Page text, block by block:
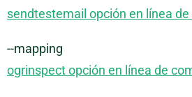
sendtestemail opción en línea
--mapping
ogrinspect opción en línea de